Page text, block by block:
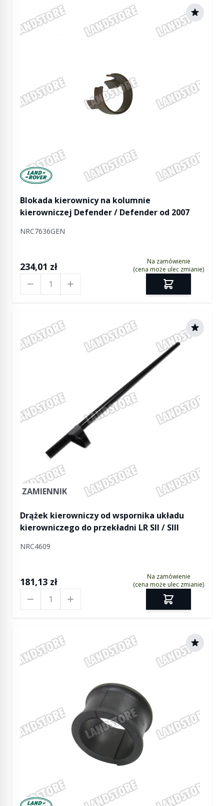
Manufactured by Land rover
Blokada kierownicy na kolumnie
kierowniczej Defender / Defender od 2007
NRC7636GEN
234,01 zł
Na zamówienie
(cena może ulec zmianie)
ZAMIENNIK
Drążek kierowniczy od wspornika układu
kierowniczego do przekładni LR SII / SIII
NRC4609
181,13 zł
Na zamówienie
(cena może ulec zmianie)
Manufactured by Land rover